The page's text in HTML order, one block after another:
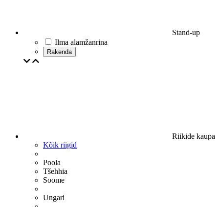
Stand-up
Ilma alamžanrina
Rakenda
Riikide kaupa
Kõik riigid
Poola
Tšehhia
Soome
Ungari